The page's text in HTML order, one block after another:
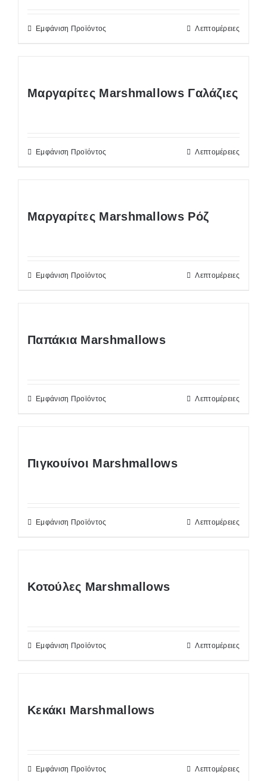
Εμφάνιση Προϊόντος Λεπτομέρειες
Μαργαρίτες Marshmallows Γαλάζιες
Εμφάνιση Προϊόντος Λεπτομέρειες
Μαργαρίτες Marshmallows Ρόζ
Εμφάνιση Προϊόντος Λεπτομέρειες
Παπάκια Marshmallows
Εμφάνιση Προϊόντος Λεπτομέρειες
Πιγκουίνοι Marshmallows
Εμφάνιση Προϊόντος Λεπτομέρειες
Κοτούλες Marshmallows
Εμφάνιση Προϊόντος Λεπτομέρειες
Κεκάκι Marshmallows
Εμφάνιση Προϊόντος Λεπτομέρειες